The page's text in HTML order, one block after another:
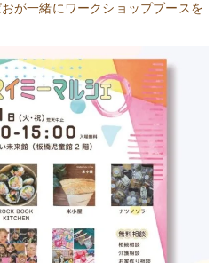
が一緒にワークショップブースを